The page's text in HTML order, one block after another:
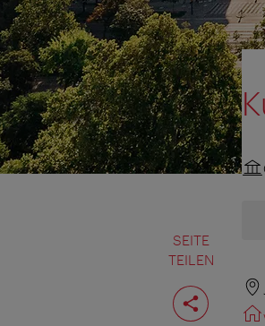
SEITE
TEILEN
Seite
teilen